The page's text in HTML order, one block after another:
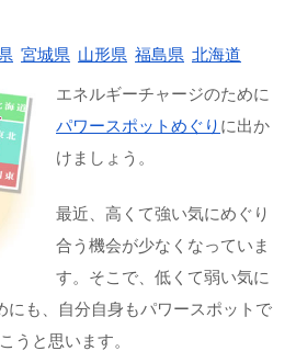
宮城県 山形県 福島県 北海道
エネルギーチャージのために
パワースポットめぐり に出か
けましょう。
最近、高くて強い気にめぐり
合う機会が少なくなっていま
す。そこで、低くて弱い気に
にも、自分自身もパワースポットで
うと思います。